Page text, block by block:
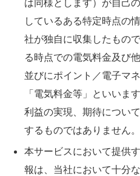
しているある特定時点の
社が独自に収集したもの
る時点での電気料金及び
並びにポイント／電子マ
「電気料金等」といいま
利益の実現、期待につい
するものではありません。
本サービスにおいて提供
報は、当社において十分